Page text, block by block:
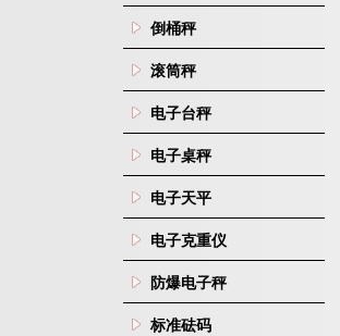
倒桶秤
滚筒秤
电子台秤
电子桌秤
电子天平
电子克重仪
防爆电子秤
标准砝码